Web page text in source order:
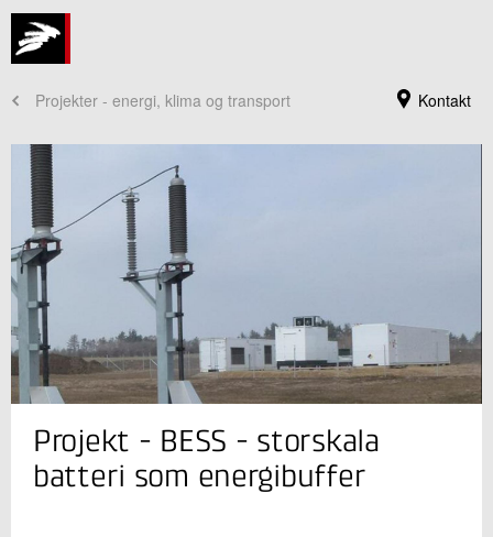
Kontakt
Projekter - energi, klima og transport
Jeg er din kontaktperson
Katharina Brarup Ingwersen
Sektionsleder
Grønne Energisystemer
Projekt - BESS - storskala
batteri som energibuffer